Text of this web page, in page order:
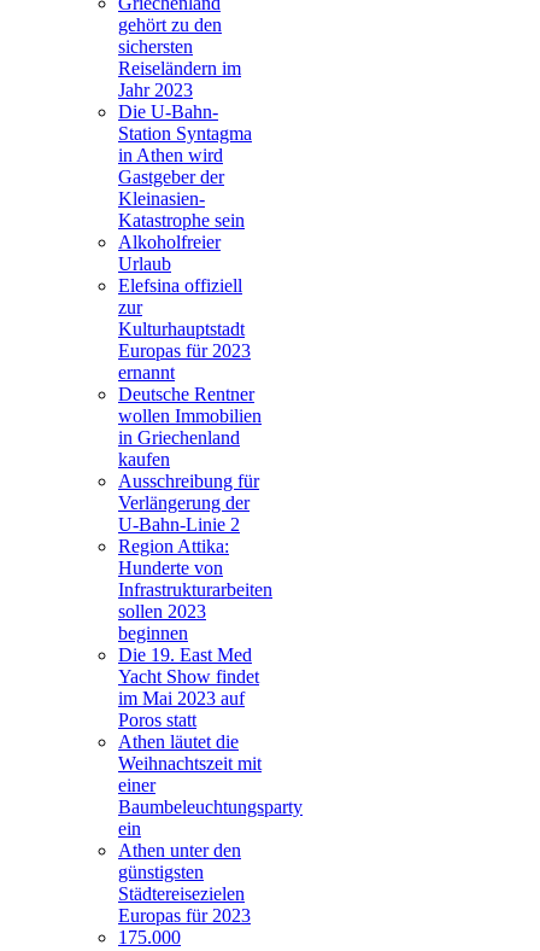
gehört zu den
sichersten
Reiseländern im
Jahr 2023
Die U-Bahn-
Station Syntagma
in Athen wird
Gastgeber der
Kleinasien-
Katastrophe sein
Alkoholfreier
Urlaub
Elefsina offiziell
zur
Kulturhauptstadt
Europas für 2023
ernannt
Deutsche Rentner
wollen Immobilien
in Griechenland
kaufen
Ausschreibung für
Verlängerung der
U-Bahn-Linie 2
Region Attika:
Hunderte von
Infrastrukturarbeiten
sollen 2023
beginnen
Die 19. East Med
Yacht Show findet
im Mai 2023 auf
Poros statt
Athen läutet die
Weihnachtszeit mit
einer
Baumbeleuchtungsparty
ein
Athen unter den
günstigsten
Städtereisezielen
Europas für 2023
175.000